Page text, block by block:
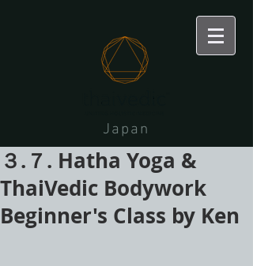
Japan
３.７. Hatha Yoga &
ThaiVedic Bodywork
Beginner's Class by Ken